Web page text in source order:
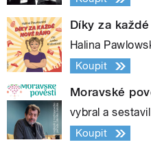
Díky za
Halina
Koupit
Moravské
vybral a
Koupit